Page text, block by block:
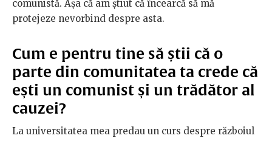
comunistă. Așa că am știut că încearcă să mă
protejeze nevorbind despre asta.
Cum e pentru tine să știi că o
parte din comunitatea ta crede că
ești un comunist și un trădător al
cauzei?
La universitatea mea predau un curs despre războiul